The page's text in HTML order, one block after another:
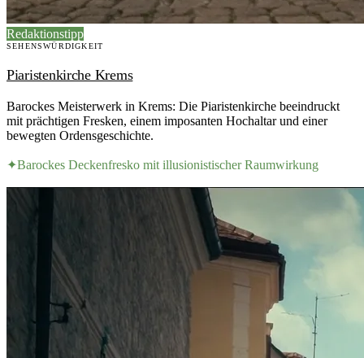
Redaktionstipp
SEHENSWÜRDIGKEIT
Piaristenkirche Krems
Barockes Meisterwerk in Krems: Die Piaristenkirche beeindruckt
mit prächtigen Fresken, einem imposanten Hochaltar und einer
bewegten Ordensgeschichte.
✦Barockes Deckenfresko mit illusionistischer Raumwirkung